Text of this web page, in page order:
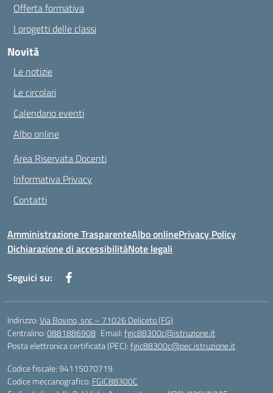
Offerta formativa
I progetti delle classi
Novità
Le notizie
Le circolari
Calendario eventi
Albo online
Area Riservata Docenti
Informativa Privacy
Contatti
Amministrazione TrasparenteAlbo onlinePrivacy Policy
Dichiarazione di accessibilitàNote legali
Seguici su:
Indirizzo:Via Bovino, snc – 71026 Deliceto (FG)
Centralino:0881886908 Email:fgic88300c@istruzione.it
Posta elettronica certificata (PEC):fgic88300c@pec.istruzione.it
Codice fiscale: 94115070719
Codice meccanografico: FGIC88300C